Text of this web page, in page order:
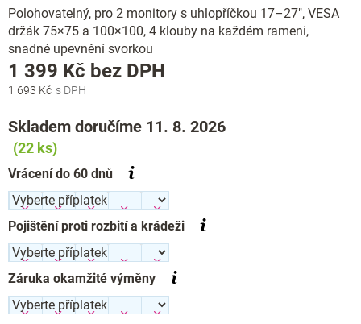
Polohovatelný, pro 2 monitory s uhlopříčkou 17–27", VESA
držák 75×75 a 100×100, 4 klouby na každém rameni,
snadné upevnění svorkou
1 693 Kč
1 399 Kč bez DPH
Skladem doručíme 11. 8. 2026
(22 ks)
Vrácení do 60 dnů
Pojištění proti rozbití a krádeži
Záruka okamžité výměny